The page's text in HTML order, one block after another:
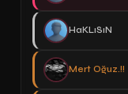
HaKLıSıN
Mert Oğuz.!!